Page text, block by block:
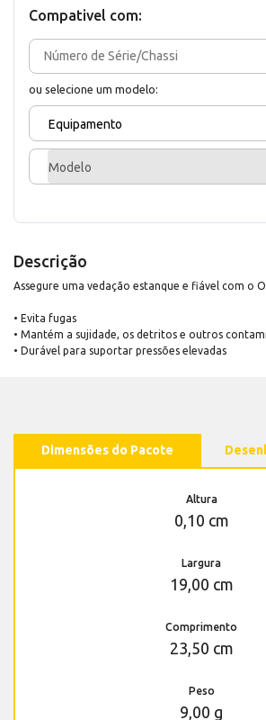
Compativel com:
ou selecione um modelo:
Equipamento
Modelo
Descrição
Assegure uma vedação estanque e fiável com o
• Evita fugas
• Mantém a sujidade, os detritos e outros
• Durável para suportar pressões elevadas
Dimensões do Pacote
Altura
0,10 cm
Largura
19,00 cm
Comprimento
23,50 cm
Peso
9,00 g